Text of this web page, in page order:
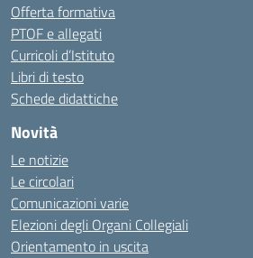
Offerta formativa
PTOF e allegati
Curricoli d’Istituto
Libri di testo
Schede didattiche
Novità
Le notizie
Le circolari
Comunicazioni varie
Elezioni degli Organi Collegiali
Orientamento in uscita